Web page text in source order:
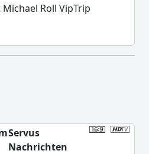
Roll VipTrip
Servus
Nachrichten